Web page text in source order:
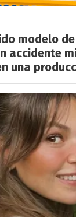
modelo
accidente
una